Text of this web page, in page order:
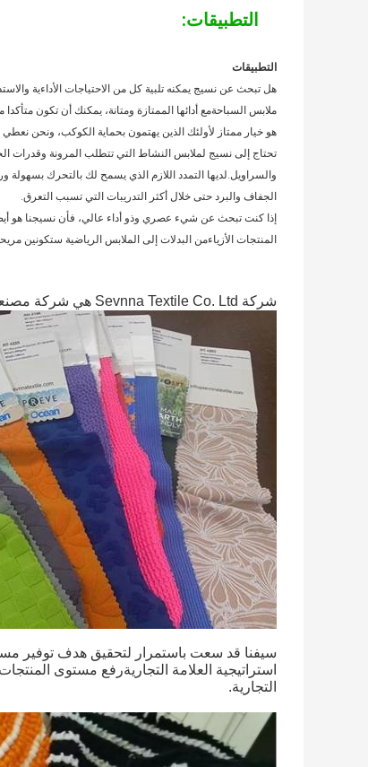
التطبيقات:
التطبيقات
هل تبحث عن نسيج يمكنه تلبية كل من الاحتياجات الأداءية
ملابس السباحةمع أدائها الممتازة ومتانة، يمكنك أن تكون
هو خيار ممتاز لأولئك الذين يهتمون بحماية الكوكب، ونحن نعطي
تحتاج إلى نسيج لملابس النشاط التي تتطلب المرونة وقدرات
والسراويل.لديها التمدد اللازم الذي يسمح لك بالتحرك
الجفاف والبرد حتى خلال أكثر التدريبات التي تسبب التعرق.
إذا كنت تبحث عن شيء عصري وذو أداء عالي، فأن نسيجنا هو
المنتجات الأزياءمن البدلات إلى الملابس الرياضية ستكونين
شركة Sevnna Textile Co. Ltd هي شركة مصنعة نسيج محترفة تأسست في عام 2012.
سيفنا قد سعت باستمرار لتحقيق هدف توفير
استراتيجية العلامة التجاريةرفع مستوى
التجارية.